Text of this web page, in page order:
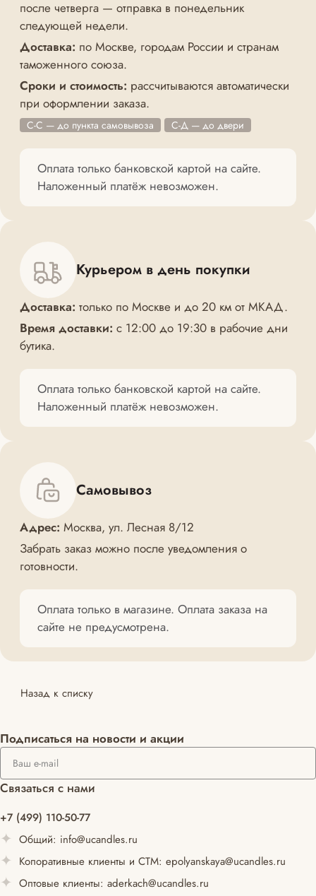
после четверга — отправка в понедельник
следующей недели.
Доставка: по Москве, городам России и странам
таможенного союза.
Сроки и стоимость: рассчитываются автоматически
при оформлении заказа.
С-С — до пункта самовывоза С-Д — до двери
Оплата только банковской картой на сайте.
Наложенный платёж невозможен.
Курьером в день покупки
Доставка: только по Москве и до 20 км от МКАД.
Время доставки: с 12:00 до 19:30 в рабочие дни
бутика.
Оплата только банковской картой на сайте.
Наложенный платёж невозможен.
Самовывоз
Адрес: Москва, ул. Лесная 8/12
Забрать заказ можно после уведомления о
готовности.
Оплата только в магазине. Оплата заказа на
сайте не предусмотрена.
Назад к списку
Подписаться на новости и акции
Связаться с нами
+7 (499) 110-50-77
Общий: info@ucandles.ru
Копоративные клиенты и СТМ: epolyanskaya@ucandles.ru
Оптовые клиенты: aderkach@ucandles.ru